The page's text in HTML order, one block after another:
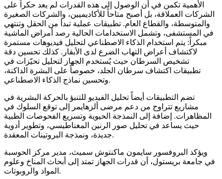
الأهمية تكمن في أن الوصول إلى هذه القدرات لم يعد حكراً على
الشركات العملاقة، بل أصبح متاحاً للأكاديميين، والشركات الصغيرة
والمتوسطة، والقطاع العام. تطبيقات عملية تبدأ من الحقل وتنتهي
في المستشفى، وتشمل الاستخدامات الحالية رصد أمراض الماشية
مبكراً: يتم استخدام الذكاء الاصطناعي لتحليل فيديوهات مستمرة
لاكتشاف أعراض التهاب الضرع لدى الأبقار. كذلك تحسين دقة
تشخيص السرطان حيث يُستخدم الجهاز لتحليل تحيّزات في
تطبيقات اكتشاف سرطان الجلد، خصوصاً على البشرة الداكنة،
وتحسين نماذج الذكاء الاصطناعي.
تضم التطبيقات أيضاً تحليل الفيديو للتنبؤ بالحركة البشرية في
مشاريع تتراوح من دعم مرضى ألزهايمر إلى توقع السلوك في
المظاهرات. إضافة إلى النمذجة الحيوية وتسريع الفحوصات الطبية
حيث يساعد في تحليل صور الرنين المغناطيسي، وتطوير أدوية
جديدة، ونمذجة البروتينات المعقدة.
ويؤكد البروفسور سايمون ماكنتوش سميث، مدير مركز الحوسبة
في جامعة بريستول، أن قدرات الجهاز تمتد إلى أبحاث المناخ وعلوم
المواد والروبوتات.